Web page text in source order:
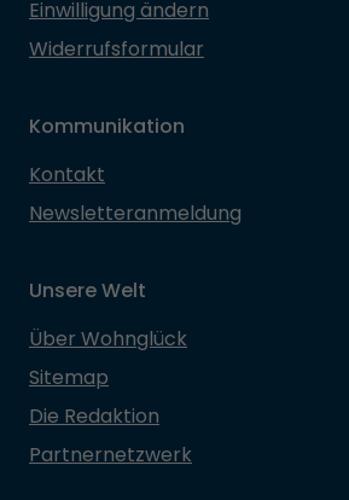
Einwilligung ändern
Widerrufsformular
Kommunikation
Kontakt
Newsletteranmeldung
Unsere Welt
Über Wohnglück
Sitemap
Die Redaktion
Partnernetzwerk